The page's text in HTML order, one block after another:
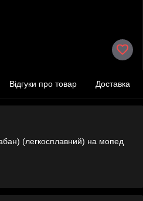
Відгуки про товар Доставка
(легкосплавний) на мопед